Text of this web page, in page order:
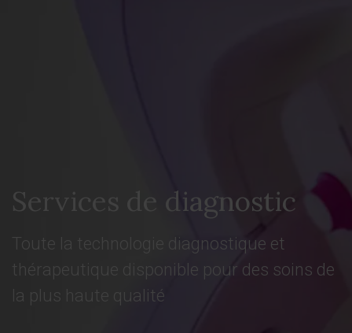
Services de diagnostic
Toute la technologie diagnostique et
thérapeutique disponible pour des soins de
la plus haute qualité